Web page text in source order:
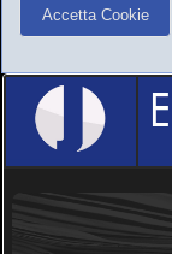
Accetta Cookie